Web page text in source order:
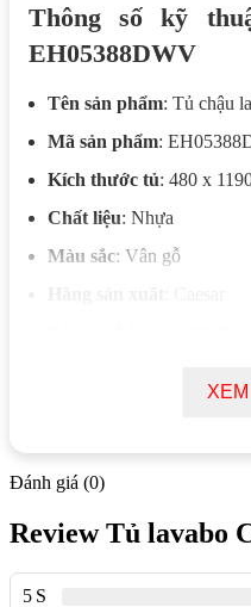
Thông số kỹ
EH05388DWV
Tên sản phẩm: Tủ chậu
Mã sản phẩm:
Kích thước tủ: 480 x
Chất liệu: Nhựa
Màu sắc: Vân gỗ
Mô tả chi tiết
EH05388DWV
Bố trí lưu trữ hợp lý:
giúp cất gọn các vật
nhân… giữ không gian
Đánh giá (0)
Review Tủ lavabo
5